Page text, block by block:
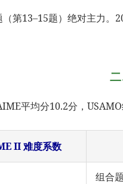
第13–15题）绝对主力
平均分10.2分，
II 难度系数
组合